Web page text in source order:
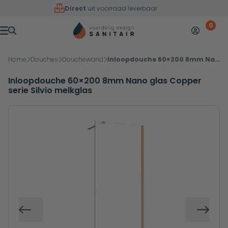
Overslaan naar inhoud
Direct uit voorraad leverbaar
Menu
Mijn 0
Home Douches Douchewand Inloopdouche 60×200 8mm Nano glas Copper serie Silvio melkglas
Inloopdouche 60×200 8mm Nano glas Copper
serie Silvio melkglas
Vorige